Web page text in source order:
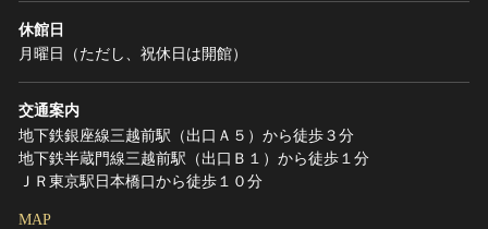
休館日
月曜日（ただし、祝休日は開館）
交通案内
地下鉄銀座線三越前駅（出口Ａ５）から徒歩３分
地下鉄半蔵門線三越前駅（出口Ｂ１）から徒歩１分
ＪＲ東京駅日本橋口から徒歩１０分
MAP